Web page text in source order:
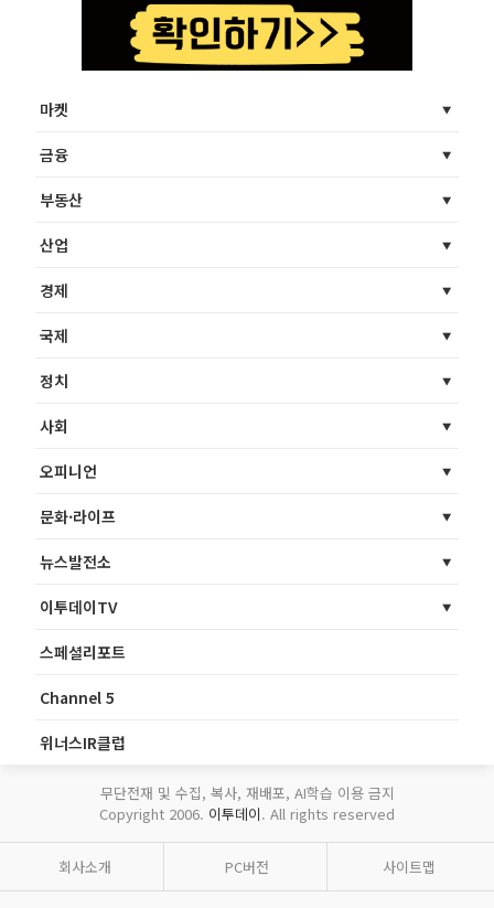
마켓
금융
부동산
산업
경제
국제
정치
사회
오피니언
문화·라이프
뉴스발전소
이투데이TV
스페셜리포트
Channel 5
위너스IR클럽
무단전재 및 수집, 복사, 재배포, AI학습 이용 금지
Copyright 2006. 이투데이. All rights reserved
회사소개 PC버전 사이트맵